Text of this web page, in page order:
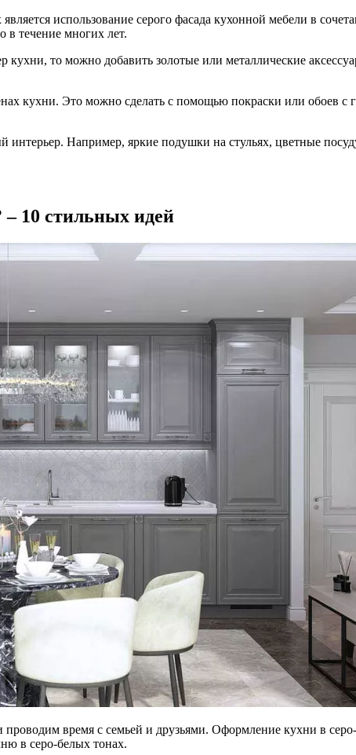
использование серого фасада кухонной мебели в
в течение многих лет.
то можно добавить золотые или металлические
кухни. Это можно сделать с помощью покраски или обоев с
Например, яркие подушки на стульях, цветные
10 стильных идей
время с семьей и друзьями. Оформление кухни в
в серо-белых тонах.